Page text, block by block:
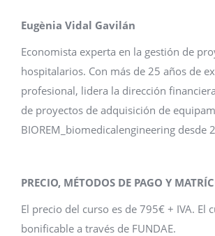
Eugènia Vidal Gavilán
Economista experta en la gestión de
hospitalarios. Con más de 25 años de
profesional, lidera la dirección
de proyectos de adquisición de
BIOREM_biomedicalengineering desde
PRECIO, MÉTODOS DE PAGO Y
El precio del curso es de 795€ + IVA. El
bonificable a través de FUNDAE.